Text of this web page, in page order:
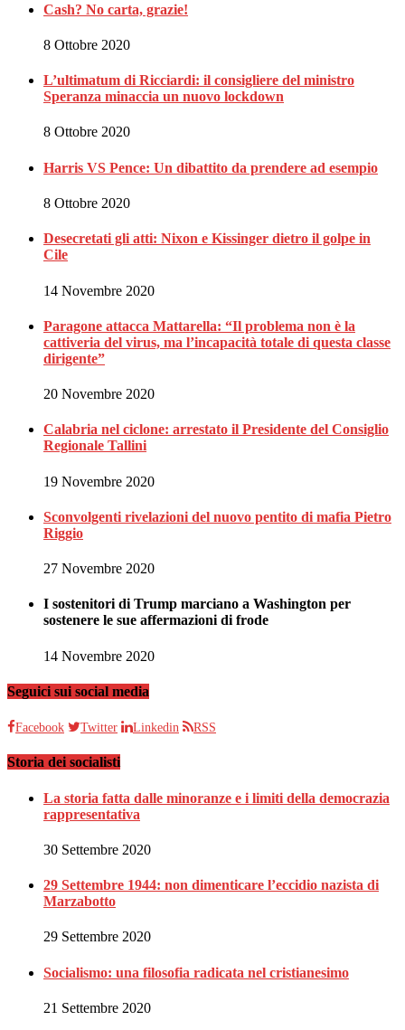
Cash? No carta, grazie!
8 Ottobre 2020
L’ultimatum di Ricciardi: il consigliere del ministro
Speranza minaccia un nuovo lockdown
8 Ottobre 2020
Harris VS Pence: Un dibattito da prendere ad esempio
8 Ottobre 2020
Desecretati gli atti: Nixon e Kissinger dietro il golpe in
Cile
14 Novembre 2020
Paragone attacca Mattarella: “Il problema non è la
cattiveria del virus, ma l’incapacità totale di questa classe
dirigente”
20 Novembre 2020
Calabria nel ciclone: arrestato il Presidente del Consiglio
Regionale Tallini
19 Novembre 2020
Sconvolgenti rivelazioni del nuovo pentito di mafia Pietro
Riggio
27 Novembre 2020
I sostenitori di Trump marciano a Washington per
sostenere le sue affermazioni di frode
14 Novembre 2020
Seguici sui social media
Facebook Twitter Linkedin RSS
Storia dei socialisti
La storia fatta dalle minoranze e i limiti della democrazia
rappresentativa
30 Settembre 2020
29 Settembre 1944: non dimenticare l’eccidio nazista di
Marzabotto
29 Settembre 2020
Socialismo: una filosofia radicata nel cristianesimo
21 Settembre 2020